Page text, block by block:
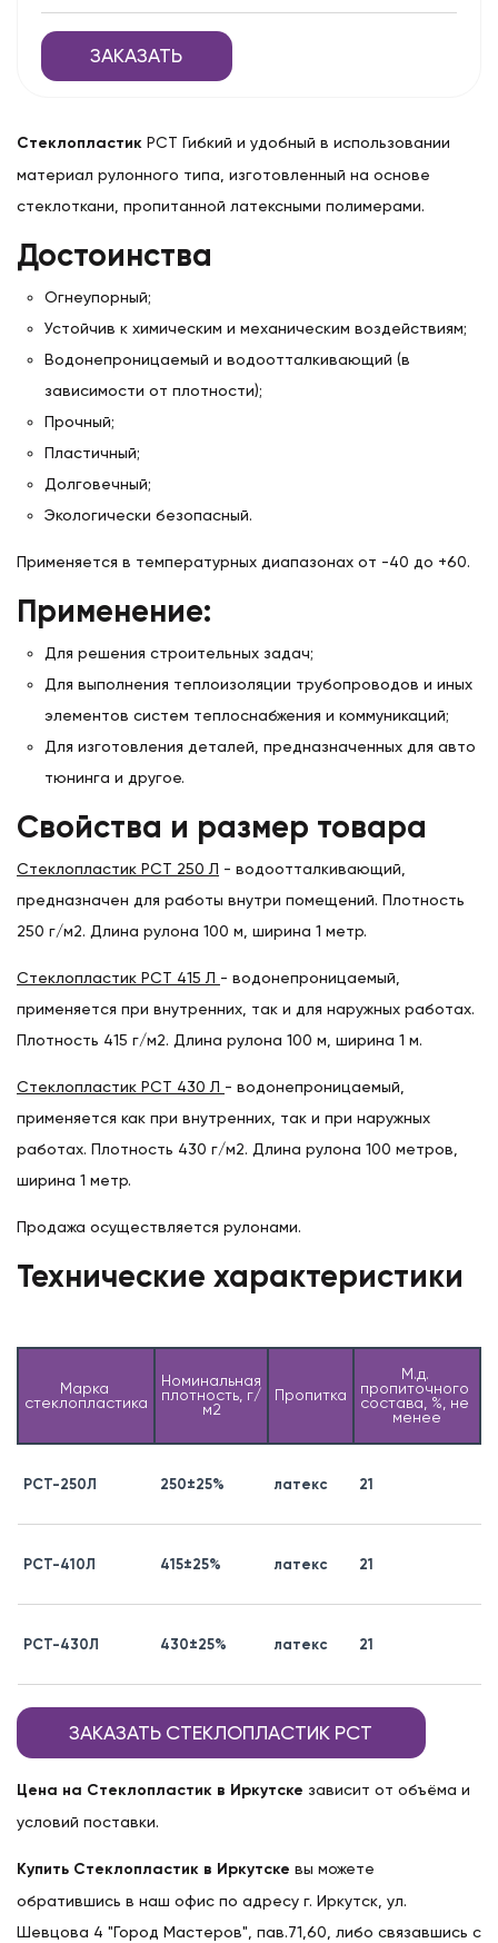
ЗАКАЗАТЬ
Стеклопластик РСТ Гибкий и удобный в использовании
материал рулонного типа, изготовленный на основе
стеклоткани, пропитанной латексными полимерами.
Достоинства
Огнеупорный;
Устойчив к химическим и механическим воздействиям;
Водонепроницаемый и водоотталкивающий (в
зависимости от плотности);
Прочный;
Пластичный;
Долговечный;
Экологически безопасный.
Применяется в температурных диапазонах от -40 до +60.
Применение:
Для решения строительных задач;
Для выполнения теплоизоляции трубопроводов и иных
элементов систем теплоснабжения и коммуникаций;
Для изготовления деталей, предназначенных для авто
тюнинга и другое.
Свойства и размер товара
Стеклопластик РСТ 250 Л - водоотталкивающий,
предназначен для работы внутри помещений. Плотность
250 г/м2. Длина рулона 100 м, ширина 1 метр.
Стеклопластик РСТ 415 Л - водонепроницаемый,
применяется при внутренних, так и для наружных работах.
Плотность 415 г/м2. Длина рулона 100 м, ширина 1 м.
Стеклопластик РСТ 430 Л - водонепроницаемый,
применяется как при внутренних, так и при наружных
работах. Плотность 430 г/м2. Длина рулона 100 метров,
ширина 1 метр.
Продажа осуществляется рулонами.
Технические характеристики
Марка
стеклопластика
Номинальная
плотность, г/
м2
Пропитка
М.д.
пропиточного
состава, %, не
менее
РСТ-250Л 250±25% латекс 21
РСТ-410Л 415±25% латекс 21
РСТ-430Л 430±25% латекс 21
ЗАКАЗАТЬ СТЕКЛОПЛАСТИК РСТ
Цена на Стеклопластик в Иркутске зависит от объёма и
условий поставки.
Купить Стеклопластик в Иркутске вы можете
обратившись в наш офис по адресу г. Иркутск, ул.
Шевцова 4 "Город Мастеров", пав.71,60, либо связавшись с